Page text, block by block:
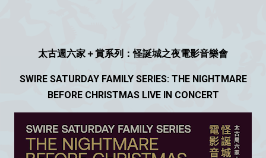
太古週六家＋賞系列：怪誕城之夜電影音樂會
SWIRE SATURDAY FAMILY SERIES: THE NIGHTMARE
BEFORE CHRISTMAS LIVE IN CONCERT